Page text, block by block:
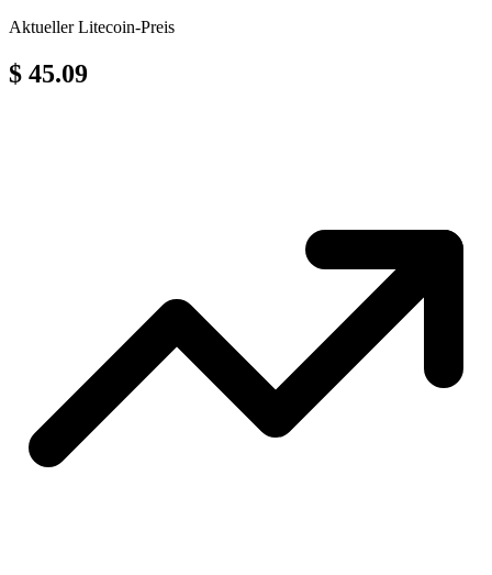
Aktueller Litecoin-Preis
$ 45.09